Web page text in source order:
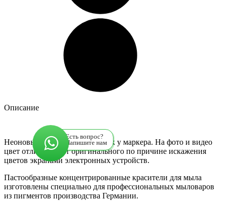
Описание
Неоновый оранжевый цвет, как у маркера. На фото и видео
цвет отличается от оригинального по причине искажения
цветов экранами электронных устройств.
Пастообразные концентрированные красители для мыла
изготовлены специально для профессиональных мыловаров
из пигментов производства Германии.
Есть вопрос?
Напишите нам